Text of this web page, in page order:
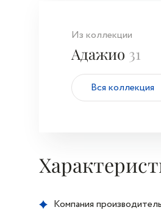
Из коллекции
Адажио 31
Вся коллекция
Компания производитель